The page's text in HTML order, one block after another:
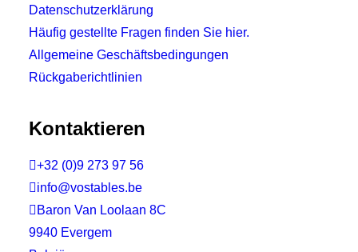
Datenschutzerklärung
Häufig gestellte Fragen finden Sie hier.
Allgemeine Geschäftsbedingungen
Rückgaberichtlinien
Kontaktieren
+32 (0)9 273 97 56
info@vostables.be
 Baron Van Loolaan 8C
9940 Evergem